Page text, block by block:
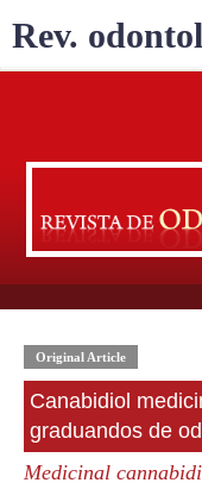
Original Article
Canabidiol
graduandos de
Medicinal
Rev.